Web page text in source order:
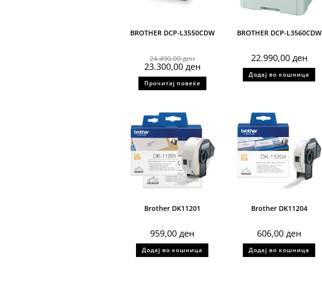
BROTHER DCP-L3550CDW
24.490,00ден
23.300,00ден
Прочитај повеќе
BROTHER DCP-L3560CDW
22.990,00 ден
Додај во кошница
Brother DK11201
959,00ден
Додај во кошница
Brother DK11204
606,00ден
Додај во кошница